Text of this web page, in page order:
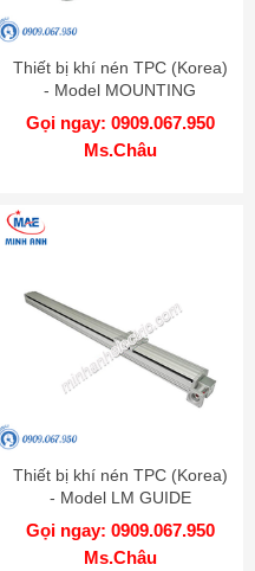
Thiết bị khí nén TPC (Korea)
- Model MOUNTING
CYLINDER AM
Gọi ngay: 0909.067.950
Ms.Châu
Thiết bị khí nén TPC (Korea)
- Model LM GUIDE
ATTACHED BELT LRB
Gọi ngay: 0909.067.950
Ms.Châu